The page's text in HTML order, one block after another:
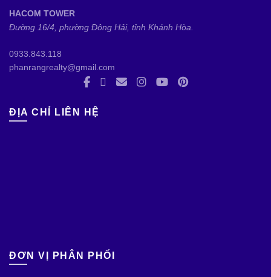
HACOM TOWER
Đường 16/4, phường Đông Hải, tỉnh Khánh Hòa.
0933.843.118
phanrangrealty@gmail.com
ĐỊA CHỈ LIÊN HỆ
ĐƠN VỊ PHÂN PHỐI